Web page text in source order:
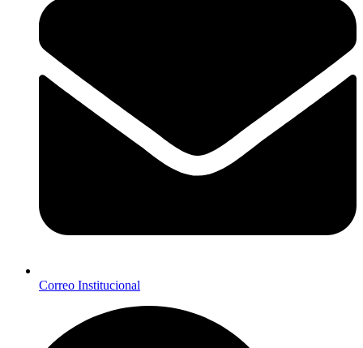
Correo Institucional